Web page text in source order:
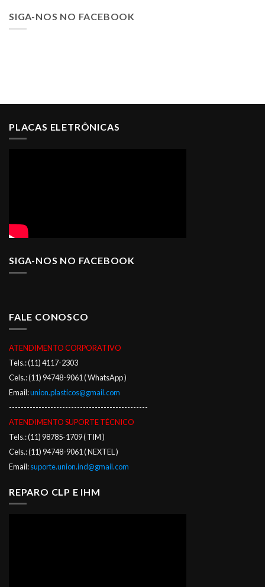
SIGA-NOS NO FACEBOOK
PLACAS ELETRÔNICAS
SIGA-NOS NO FACEBOOK
FALE CONOSCO
ATENDIMENTO CORPORATIVO
Tels.: (11) 4117-2303
Cels.: (11) 94748-9061 ( WhatsApp )
Email:union.plasticos@gmail.com
-----------------------------------------------
ATENDIMENTO SUPORTE TÉCNICO
Tels.: (11) 98785-1709 ( TIM )
Cels.: (11) 94748-9061 ( NEXTEL )
Email:suporte.union.ind@gmail.com
REPARO CLP E IHM